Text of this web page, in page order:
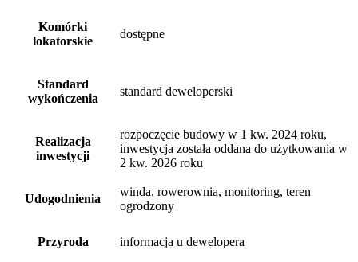
Komórki
lokatorskie
dostępne
Standard
wykończenia
standard deweloperski
Realizacja
inwestycji
rozpoczęcie budowy w 1 kw. 2024 roku,
inwestycja została oddana do użytkowania w
2 kw. 2026 roku
Udogodnienia
winda, rowerownia, monitoring, teren
ogrodzony
Przyroda informacja u dewelopera